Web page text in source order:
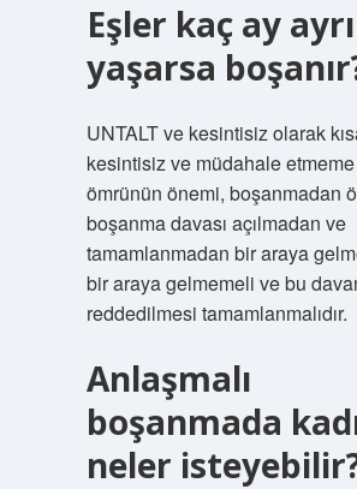
Eşler kaç ay ayrı
yaşarsa
UNTALT ve kesintisiz olarak
kesintisiz ve müdahale
ömrünün önemi, boşanmadan
boşanma davası açılmadan ve
tamamlanmadan bir araya
bir araya gelmemeli ve bu
reddedilmesi tamamlanmalıdır.
Anlaşmalı
boşanmada
neler